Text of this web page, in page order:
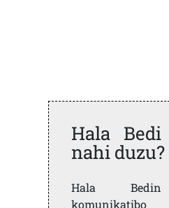
Hala Bedi
nahi duzu?
Hala